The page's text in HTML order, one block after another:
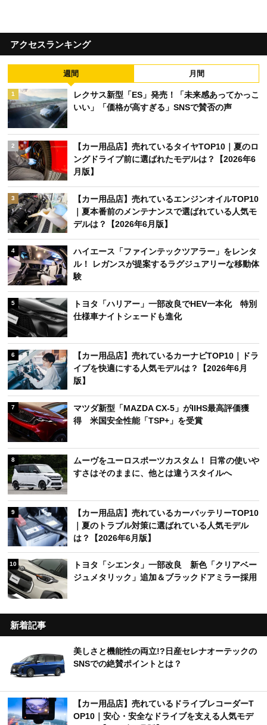
アクセスランキング
週間 月間
1
レクサス新型「ES」発売！「未来感あってかっこ
いい」「価格が高すぎる」SNSで賛否の声
2
【カー用品店】売れているタイヤTOP10｜夏のロ
ングドライブ前に選ばれたモデルは？【2026年6
月版】
3
【カー用品店】売れているエンジンオイルTOP10
｜夏本番前のメンテナンスで選ばれている人気モ
デルは？【2026年6月版】
4
ハイエース「ファインテックツアラー」をレンタ
ル！ レガンスが提案するラグジュアリーな移動体
験
5
トヨタ「ハリアー」一部改良でHEV一本化 特別
仕様車ナイトシェードも進化
6
【カー用品店】売れているカーナビTOP10｜ドラ
イブを快適にする人気モデルは？【2026年6月
版】
7
マツダ新型「MAZDA CX-5」がIIHS最高評価獲
得 米国安全性能「TSP+」を受賞
8
ムーヴをユーロスポーツカスタム！ 日常の使いや
すさはそのままに、他とは違うスタイルへ
9
【カー用品店】売れているカーバッテリーTOP10
｜夏のトラブル対策に選ばれている人気モデル
は？【2026年6月版】
10
トヨタ「シエンタ」一部改良 新色「クリアベー
ジュメタリック」追加＆ブラックドアミラー採用
新着記事
美しさと機能性の両立!?日産セレナオーテックの
SNSでの絶賛ポイントとは？
【カー用品店】売れているドライブレコーダーT
OP10｜安心・安全なドライブを支える人気モデ